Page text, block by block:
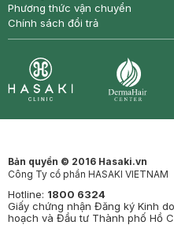
Phương thức vận chuyển
Chính sách đổi trả
Bản quyền © 2016 Hasaki.vn
Công Ty cổ phần HASAKI VIETNAM
Hotline: 1800 6324
Giấy chứng nhận Đăng ký Kinh
hoạch và Đầu tư Thành phố Hồ